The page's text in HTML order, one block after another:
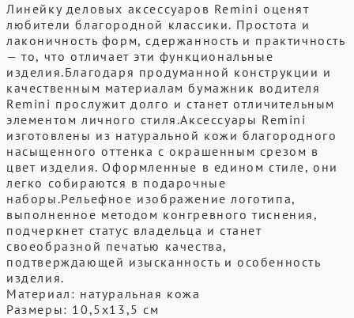
Линейку деловых аксессуаров Remini оценят
любители благородной классики. Простота и
лаконичность форм, сдержанность и практичность
— то, что отличает эти функциональные
изделия.Благодаря продуманной конструкции и
качественным материалам бумажник водителя
Remini прослужит долго и станет отличительным
элементом личного стиля.Аксессуары Remini
изготовлены из натуральной кожи благородного
насыщенного оттенка с окрашенным срезом в
цвет изделия. Оформленные в едином стиле, они
легко собираются в подарочные
наборы.Рельефное изображение логотипа,
выполненное методом конгревного тиснения,
подчеркнет статус владельца и станет
своеобразной печатью качества,
подтверждающей изысканность и особенность
изделия.
Материал: натуральная кожа
Размеры: 10,5х13,5 см